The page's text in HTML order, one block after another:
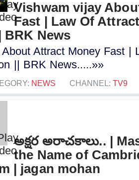
Vishwam vijay
Fast | Law Of
News
Attract Money Fast |
|| BRK News.....»»
NEWS CHANNEL: TV9
అక్షర అరాచకాలు.. |
the Name of
| jagan mohan